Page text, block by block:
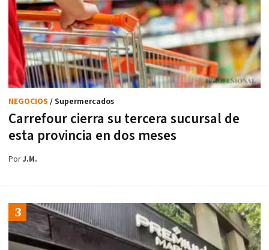
Carrefour cierra su tercera sucursal de
esta provincia en dos meses
NEGOCIOS / Supermercados
PorJ.M.